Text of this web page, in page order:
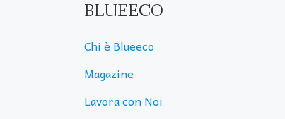
BLUEECO
Chi è Blueeco
Magazine
Lavora con Noi